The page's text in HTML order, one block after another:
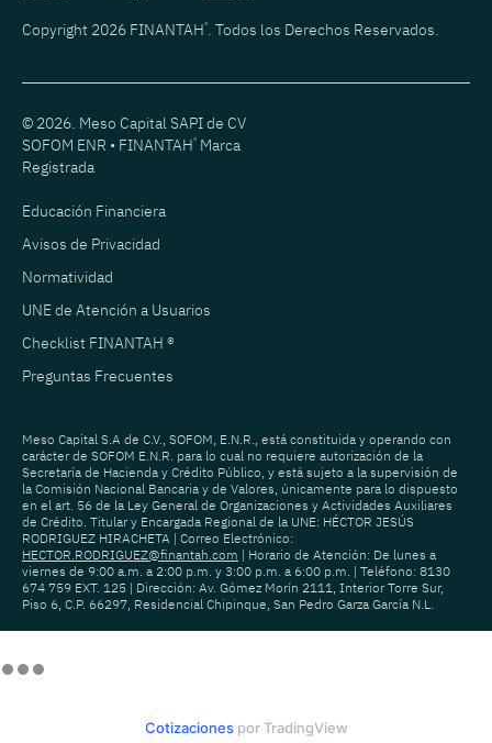
Copyright 2026 FINANTAH®. Todos los Derechos Reservados.
© 2026. Meso Capital SAPI de CV
SOFOM ENR • FINANTAH® Marca
Registrada
Educación Financiera
Avisos de Privacidad
Normatividad
UNE de Atención a Usuarios
Checklist FINANTAH ®
Preguntas Frecuentes
Meso Capital S.A de C.V., SOFOM, E.N.R., está constituida y operando con
carácter de SOFOM E.N.R. para lo cual no requiere autorización de la
Secretaría de Hacienda y Crédito Público, y está sujeto a la supervisión de
la Comisión Nacional Bancaria y de Valores, únicamente para lo dispuesto
en el art. 56 de la Ley General de Organizaciones y Actividades Auxiliares
de Crédito. Titular y Encargada Regional de la UNE: HÉCTOR JESÚS
RODRIGUEZ HIRACHETA | Correo Electrónico:
HECTOR.RODRIGUEZ@finantah.com | Horario de Atención: De lunes a
viernes de 9:00 a.m. a 2:00 p.m. y 3:00 p.m. a 6:00 p.m. | Teléfono: 8130
674 759 EXT. 125 | Dirección: Av. Gómez Morín 2111, Interior Torre Sur,
Piso 6, C.P. 66297, Residencial Chipinque, San Pedro Garza García N.L.
Cotizacionespor TradingView